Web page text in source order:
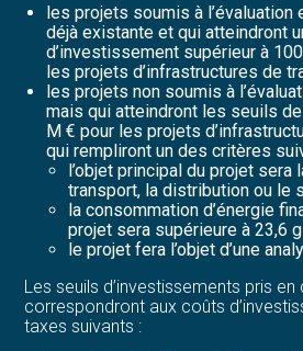
les projets soumis à l’évaluation
déjà existante et qui atteindront
d’investissement supérieur à
les projets d’infrastructures de
les projets non soumis à
mais qui atteindront les seuils
M € pour les projets
qui rempliront un des critères
l’objet principal du projet sera
transport, la distribution ou le
la consommation d’énergie
projet sera supérieure à 23,6
le projet fera l’objet d’une
Les seuils d’investissements pris
correspondront aux coûts
taxes suivants :